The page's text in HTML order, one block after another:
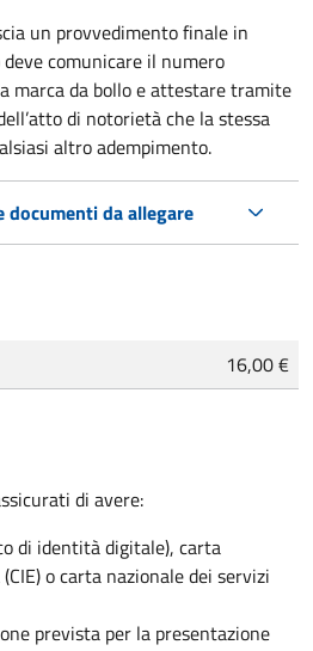
un provvedimento finale in
comunicare il numero
marca da bollo e attestare tramite
di notorietà che la stessa
altro adempimento.
documenti da allegare
16,00 €
di avere:
di identità digitale), carta
o carta nazionale dei servizi
prevista per la presentazione